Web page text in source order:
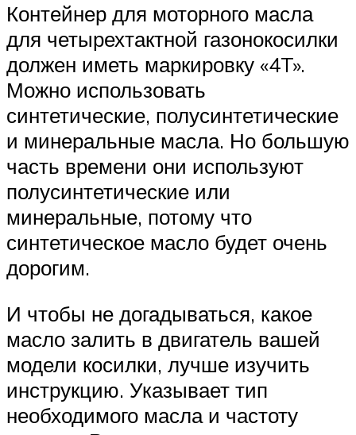
Контейнер для моторного масла
для четырехтактной газонокосилки
должен иметь маркировку «4T».
Можно использовать
синтетические, полусинтетические
и минеральные масла. Но большую
часть времени они используют
полусинтетические или
минеральные, потому что
синтетическое масло будет очень
дорогим.
И чтобы не догадываться, какое
масло залить в двигатель вашей
модели косилки, лучше изучить
инструкцию. Указывает тип
необходимого масла и частоту